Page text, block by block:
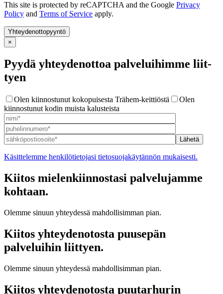
This site is protected by reCAPTCHA and the Google Privacy
Policy and Terms of Service apply.
Yhteydenottopyyntö
×
Pyydä yhteyden­ottoa palvelui­himme ‌liit­
tyen
Olen kiinnostunut kokopuisesta Trähem-keittiöstä
Olen
kiinnostunut kodin muista kalusteista
Käsittelemme henkilötietojasi tietosuojakäytännön mukaisesti.
Kiitos mielen­kiin­nostasi palvelu­jamme
koh­taan.
Olemme sinuun yhteydessä mahdollisimman pian.
Kiitos yhteyden­otosta puu­sepän
palveluihin liit­tyen.
Olemme sinuun yhteydessä mahdollisimman pian.
Kiitos yhteyden­otosta puu­tarhurin